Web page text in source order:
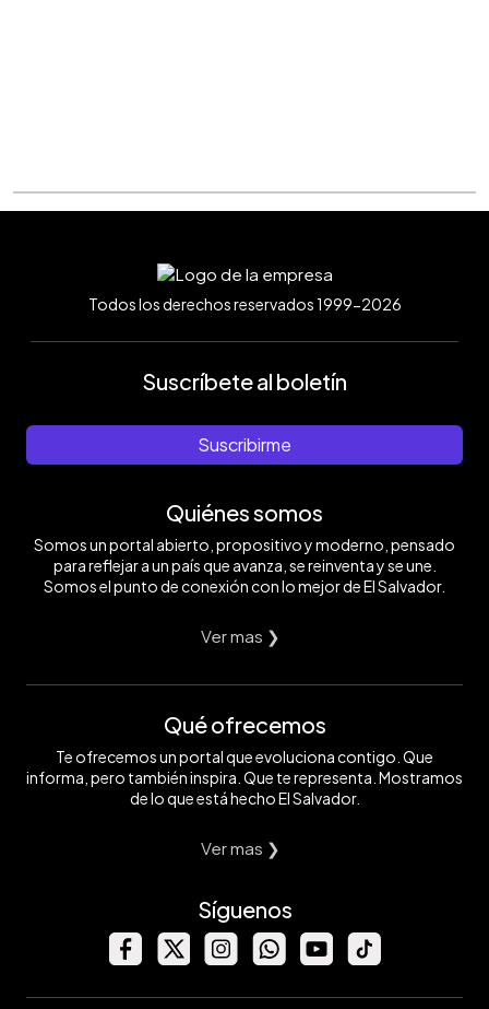
Todos los derechos reservados 1999-2026
Suscríbete al boletín
Suscribirme
Quiénes somos
Somos un portal abierto, propositivo y moderno, pensado
para reflejar a un país que avanza, se reinventa y se une.
Somos el punto de conexión con lo mejor de El Salvador.
Ver mas ❯
Qué ofrecemos
Te ofrecemos un portal que evoluciona contigo. Que
informa, pero también inspira. Que te representa. Mostramos
de lo que está hecho El Salvador.
Ver mas ❯
Síguenos